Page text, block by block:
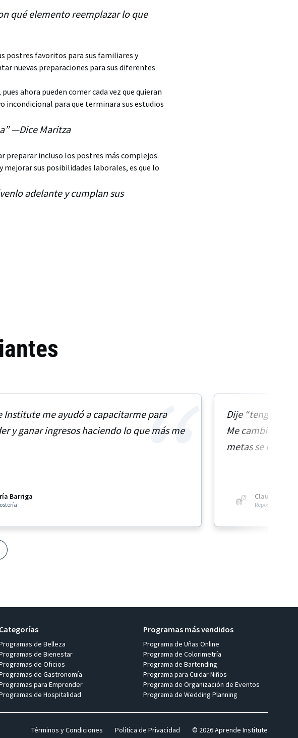
qué elemento reemplazar lo que
postres favoritos para sus familiares y
nuevas preparaciones para sus diferentes
ahora pueden comer cada vez que quieran
incondicional para que terminara sus estudios
—Dice Maritza
preparar incluso los postres más complejos.
mejorar sus posibilidades laborales, es que lo
adelante y cumplan sus
Institute me ayudó a capacitarme para
y ganar ingresos haciendo lo que más me
Barriga
Dije “tengo que
Me cambió
metas se
Claudia
Repostería
Categorías
de Belleza
de Bienestar
de Oficios
de Gastronomía
para Emprender
de Hospitalidad
Programas más vendidos
Programa de Uñas Online
Programa de Colorimetría
Programa de Bartending
Programa para Cuidar Niños
Programa de Organización de Eventos
Programa de Wedding Planning
Términos y Condiciones Política de Privacidad © 2026 Aprende Institute